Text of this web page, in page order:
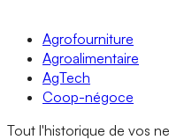
Agrofourniture
Agroalimentaire
AgTech
Coop-négoce
Tout l'historique de vos